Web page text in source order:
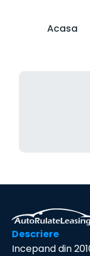
Acasa
Descriere
Incepand din